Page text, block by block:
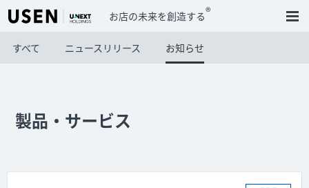
お店の未来を創造する®
すべて ニュースリリース お知らせ
製品・サービス